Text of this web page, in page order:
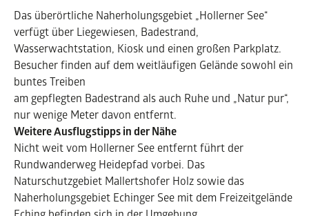
Das überörtliche Naherholungsgebiet „Hollerner See“
verfügt über Liegewiesen, Badestrand,
Wasserwachtstation, Kiosk und einen großen Parkplatz.
Besucher finden auf dem weitläufigen Gelände sowohl ein
buntes Treiben
am gepflegten Badestrand als auch Ruhe und „Natur pur“,
nur wenige Meter davon entfernt.
Weitere Ausflugstipps in der Nähe
Nicht weit vom Hollerner See entfernt führt der
Rundwanderweg Heidepfad vorbei. Das
Naturschutzgebiet Mallertshofer Holz sowie das
Naherholungsgebiet Echinger See mit dem Freizeitgelände